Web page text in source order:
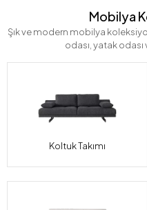
Mobilya
Şık ve modern mobilya
odası, yatak odası
Koltuk Takımı